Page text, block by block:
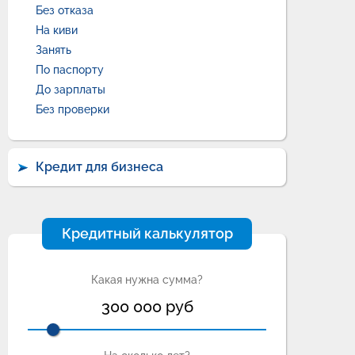
Без отказа
На киви
Занять
По паспорту
До зарплаты
Без проверки
Кредит для бизнеса
Кредитный калькулятор
Какая нужна сумма?
300 000руб